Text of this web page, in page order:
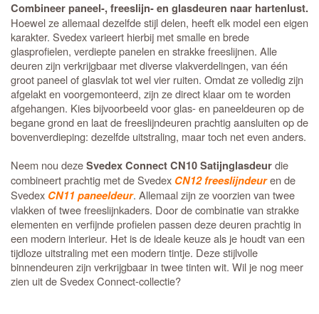
Combineer paneel-, freeslijn- en glasdeuren naar hartenlust.
Hoewel ze allemaal dezelfde stijl delen, heeft elk model een eigen
karakter. Svedex varieert hierbij met smalle en brede
glasprofielen, verdiepte panelen en strakke freeslijnen. Alle
deuren zijn verkrijgbaar met diverse vlakverdelingen, van één
groot paneel of glasvlak tot wel vier ruiten. Omdat ze volledig zijn
afgelakt en voorgemonteerd, zijn ze direct klaar om te worden
afgehangen. Kies bijvoorbeeld voor glas- en paneeldeuren op de
begane grond en laat de freeslijndeuren prachtig aansluiten op de
bovenverdieping: dezelfde uitstraling, maar toch net even anders.
Neem nou dezeSvedex Connect CN10 Satijnglasdeurdie
combineert prachtig met de Svedex CN12 freeslijndeuren de
Svedex CN11 paneeldeur. Allemaal zijn ze voorzien van twee
vlakken of twee freeslijnkaders. Door de combinatie van strakke
elementen en verfijnde profielen passen deze deuren prachtig in
een modern interieur. Het is de ideale keuze als je houdt van een
tijdloze uitstraling met een modern tintje. Deze stijlvolle
binnendeuren zijn verkrijgbaar in twee tinten wit. Wil je nog meer
zien uit de Svedex Connect-collectie?